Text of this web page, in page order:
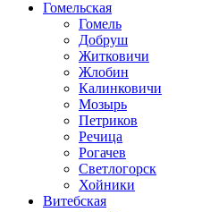
Гомельская
Гомель
Добруш
Житковичи
Жлобин
Калинковичи
Мозырь
Петриков
Речица
Рогачев
Светлогорск
Хойники
Витебская